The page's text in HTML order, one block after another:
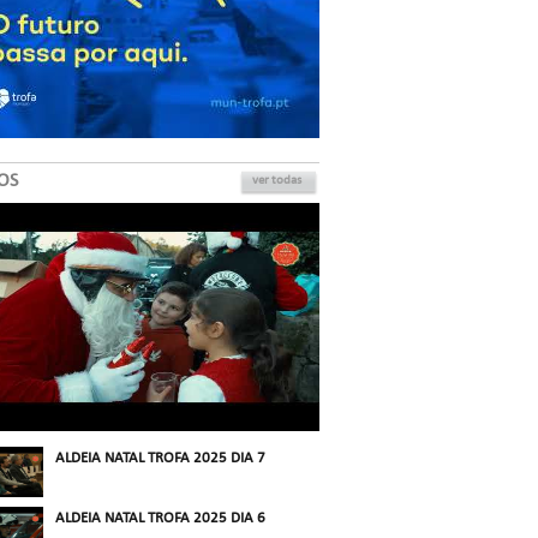
ver todas
ALDEIA NATAL TROFA 2025 DIA 7
ALDEIA NATAL TROFA 2025 DIA 6